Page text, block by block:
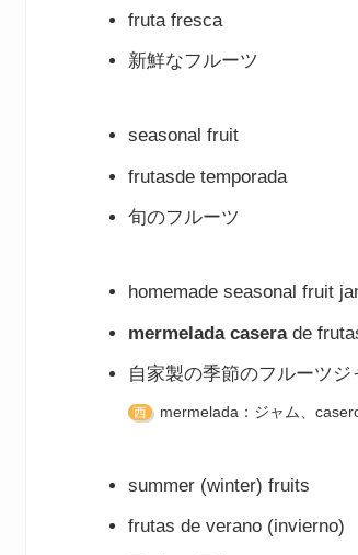
fruta fresca
新鮮なフルーツ
seasonal fruit
frutasde temporada
旬のフルーツ
homemade seasonal fruit
mermelada caserade
自家製の季節のフルーツジ
西 mermelada：ジャム、
summer (winter) fruits
frutas de verano (invierno)